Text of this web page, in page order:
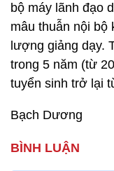
bộ máy lãnh đạo
mâu thuẫn nội bộ
lượng giảng dạy.
trong 5 năm (từ
tuyển sinh trở lại
Bạch Dương